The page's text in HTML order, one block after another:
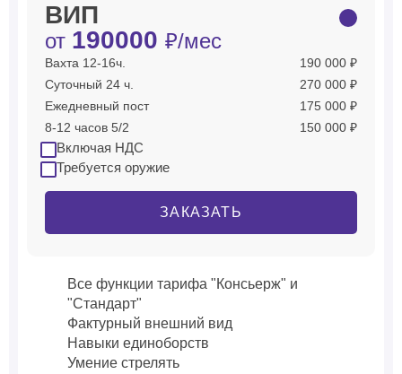
ВИП
от 190000 ₽/мес
Вахта 12-16ч.
190 000 ₽
Суточный 24 ч.
270 000 ₽
Ежедневный пост
175 000 ₽
8-12 часов 5/2
150 000 ₽
Включая НДС
Требуется оружие
ЗАКАЗАТЬ
Все функции тарифа "Консьерж" и
"Стандарт"
Фактурный внешний вид
Навыки единоборств
Умение стрелять